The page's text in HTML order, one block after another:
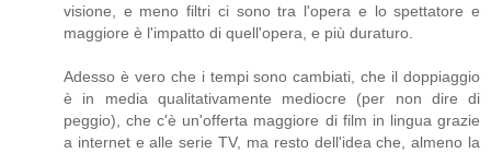
visione, e meno filtri ci sono tra l'opera e lo spettatore e
maggiore è l'impatto di quell'opera, e più duraturo.
Adesso è vero che i tempi sono cambiati, che il doppiaggio
è in media qualitativamente mediocre (per non dire di
peggio), che c'è un'offerta maggiore di film in lingua grazie
a internet e alle serie TV, ma resto dell'idea che, almeno la